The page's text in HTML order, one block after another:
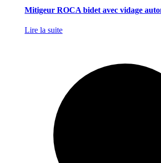
Mitigeur ROCA bidet avec vidage
Lire la suite